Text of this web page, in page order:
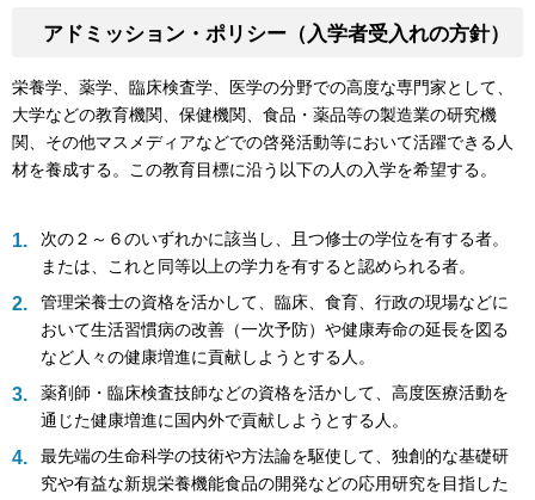
アドミッション・ポリシー（入学者受入れの方針）
栄養学、薬学、臨床検査学、医学の分野での高度な専門家として、
大学などの教育機関、保健機関、食品・薬品等の製造業の研究機
関、その他マスメディアなどでの啓発活動等において活躍できる人
材を養成する。この教育目標に沿う以下の人の入学を希望する。
次の２～６のいずれかに該当し、且つ修士の学位を有する者。
または、これと同等以上の学力を有すると認められる者。
管理栄養士の資格を活かして、臨床、食育、行政の現場などに
おいて生活習慣病の改善（一次予防）や健康寿命の延長を図る
など人々の健康増進に貢献しようとする人。
薬剤師・臨床検査技師などの資格を活かして、高度医療活動を
通じた健康増進に国内外で貢献しようとする人。
最先端の生命科学の技術や方法論を駆使して、独創的な基礎研
究や有益な新規栄養機能食品の開発などの応用研究を目指した